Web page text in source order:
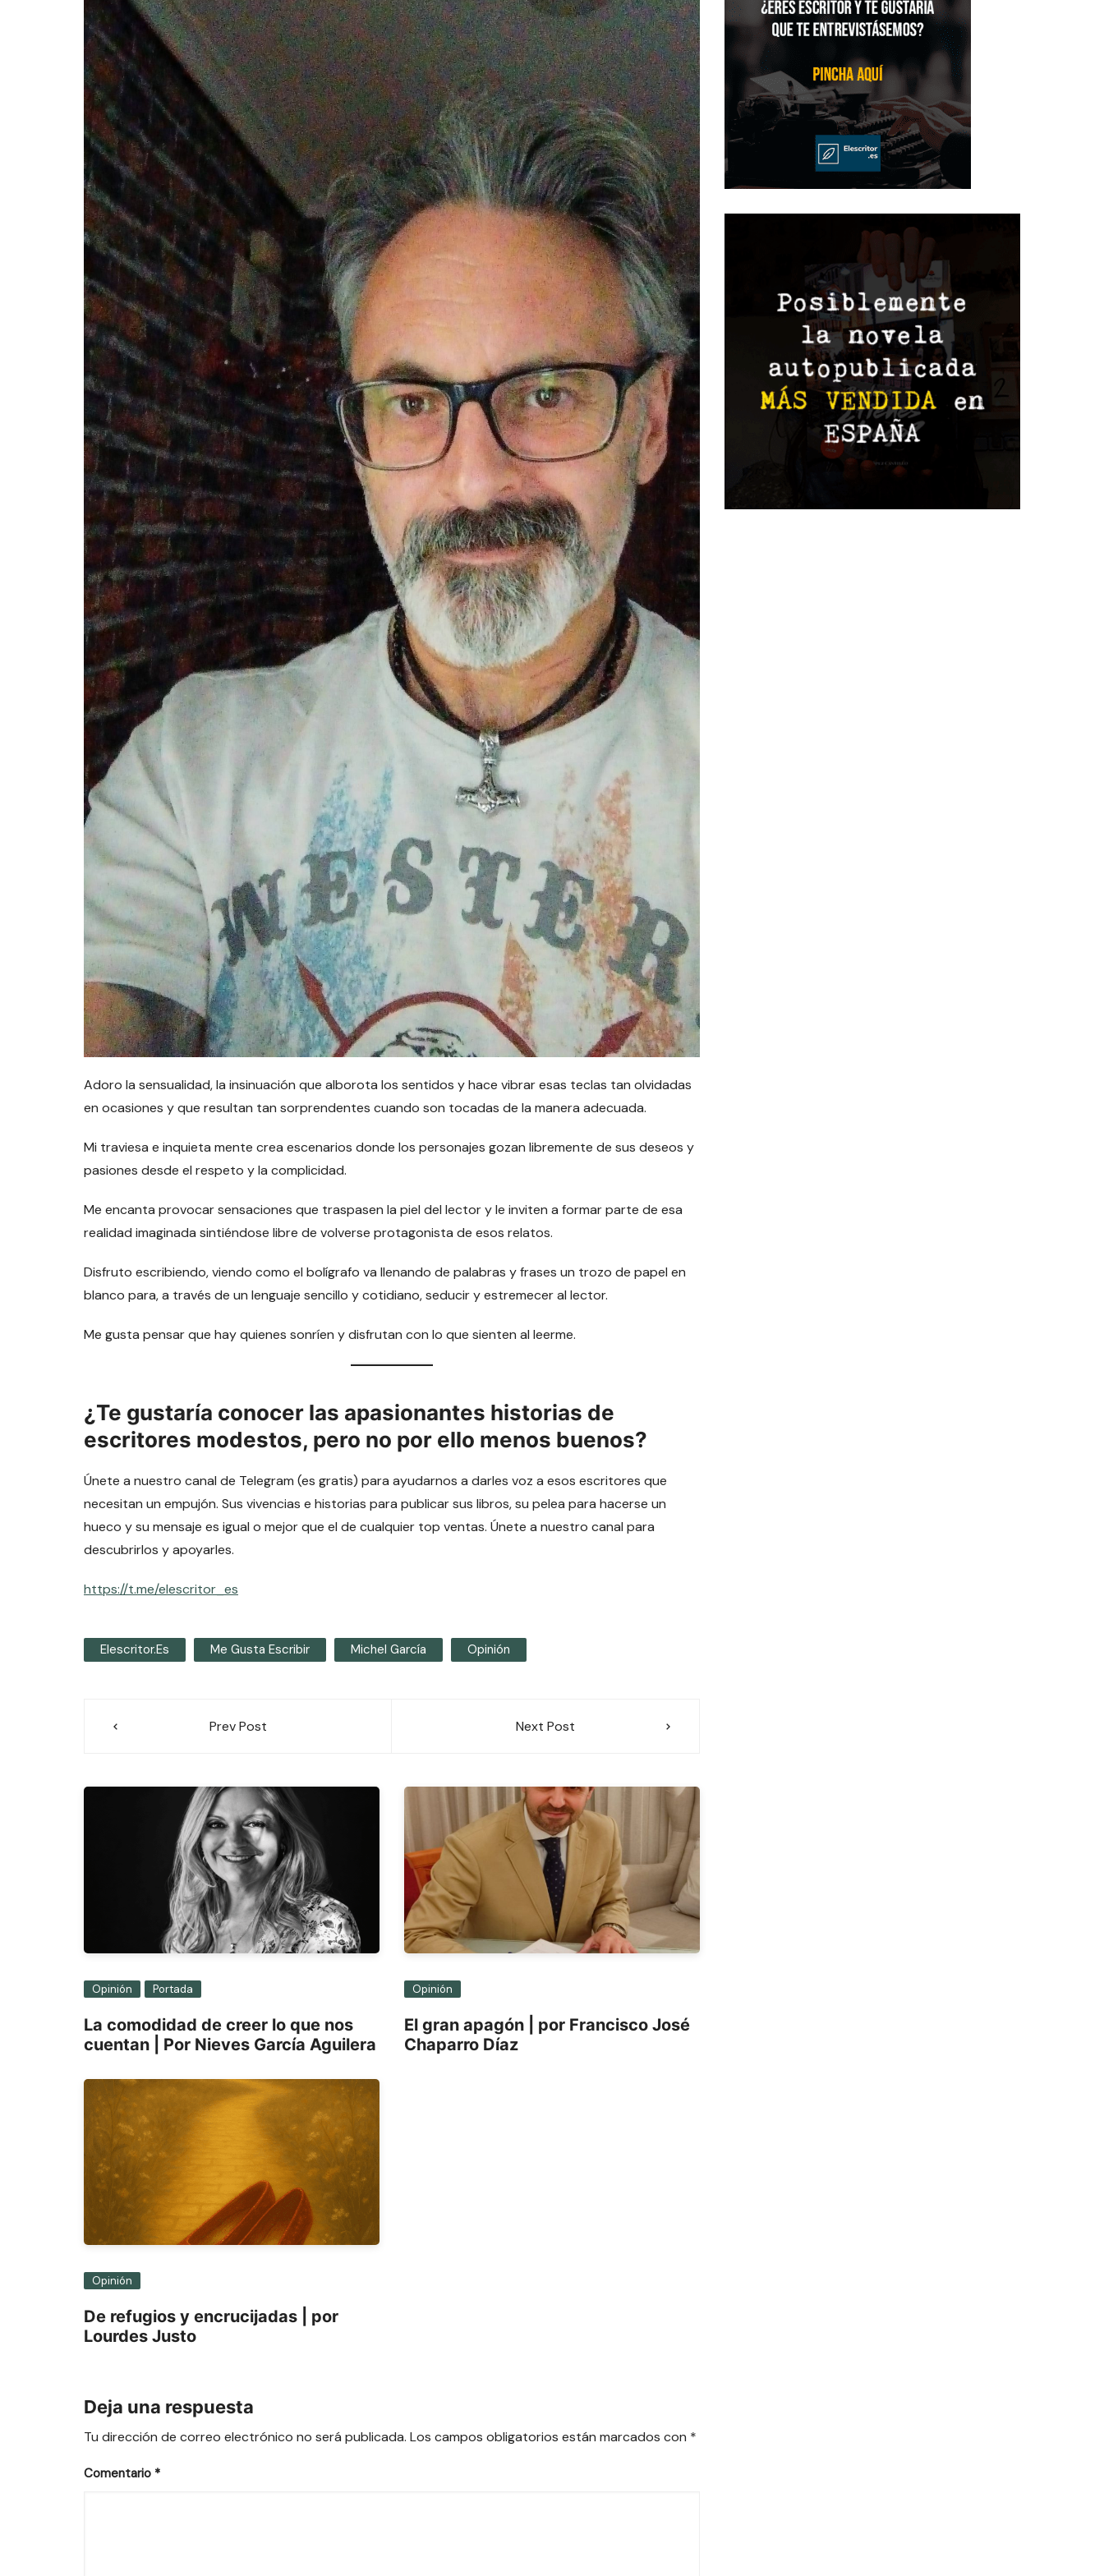
Adoro la sensualidad, la insinuación que alborota los sentidos y hace vibrar esas teclas tan olvidadas
en ocasiones y que resultan tan sorprendentes cuando son tocadas de la manera adecuada.
Mi traviesa e inquieta mente crea escenarios donde los personajes gozan libremente de sus deseos y
pasiones desde el respeto y la complicidad.
Me encanta provocar sensaciones que traspasen la piel del lector y le inviten a formar parte de esa
realidad imaginada sintiéndose libre de volverse protagonista de esos relatos.
Disfruto escribiendo, viendo como el bolígrafo va llenando de palabras y frases un trozo de papel en
blanco para, a través de un lenguaje sencillo y cotidiano, seducir y estremecer al lector.
Me gusta pensar que hay quienes sonríen y disfrutan con lo que sienten al leerme.
¿Te gustaría conocer las apasionantes historias de
escritores modestos, pero no por ello menos buenos?
Únete a nuestro canal de Telegram (es gratis) para ayudarnos a darles voz a esos escritores que
necesitan un empujón. Sus vivencias e historias para publicar sus libros, su pelea para hacerse un
hueco y su mensaje es igual o mejor que el de cualquier top ventas. Únete a nuestro canal para
descubrirlos y apoyarles.
https://t.me/elescritor_es
Elescritor.es Me Gusta Escribir Michel García Opinión
NavegaciónPrev Post Next Post
Opinión Portada
La comodidad de creer lo que nos
cuentan | Por Nieves García Aguilera
Opinión
El gran apagón | por Francisco José
Chaparro Díaz
Opinión
De refugios y encrucijadas | por
Lourdes Justo
Deja una respuesta
Tu dirección de correo electrónico no será publicada. Los campos obligatorios están marcados con *
Comentario *